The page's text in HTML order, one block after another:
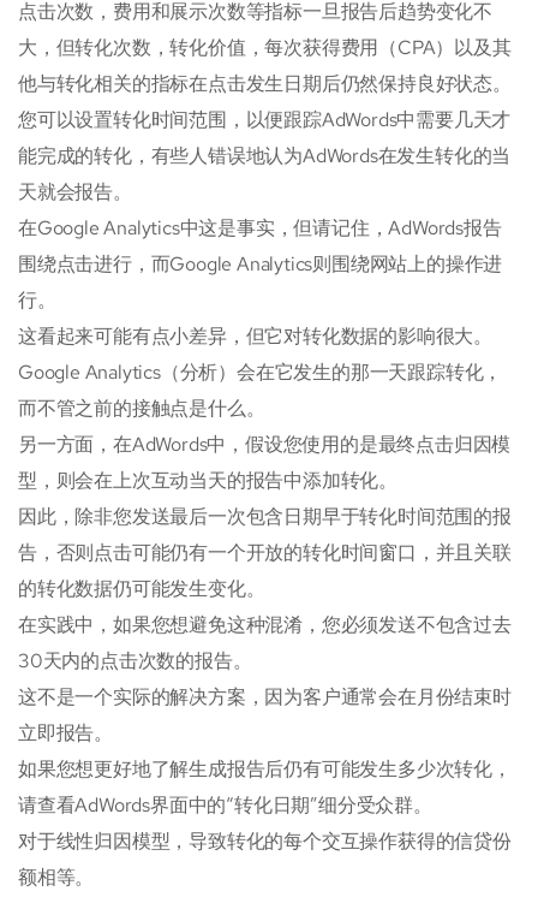
点击次数，费用和展示次数等指标一旦报告后趋势变化不
大，但转化次数，转化价值，每次获得费用（CPA）以及其
他与转化相关的指标在点击发生日期后仍然保持良好状态。
您可以设置转化时间范围，以便跟踪AdWords中需要几天才
能完成的转化，有些人错误地认为AdWords在发生转化的当
天就会报告。
在Google Analytics中这是事实，但请记住，AdWords报告
围绕点击进行，而Google Analytics则围绕网站上的操作进
行。
这看起来可能有点小差异，但它对转化数据的影响很大。
Google Analytics（分析）会在它发生的那一天跟踪转化，
而不管之前的接触点是什么。
另一方面，在AdWords中，假设您使用的是最终点击归因模
型，则会在上次互动当天的报告中添加转化。
因此，除非您发送最后一次包含日期早于转化时间范围的报
告，否则点击可能仍有一个开放的转化时间窗口，并且关联
的转化数据仍可能发生变化。
在实践中，如果您想避免这种混淆，您必须发送不包含过去
30天内的点击次数的报告。
这不是一个实际的解决方案，因为客户通常会在月份结束时
立即报告。
如果您想更好地了解生成报告后仍有可能发生多少次转化，
请查看AdWords界面中的“转化日期”细分受众群。
对于线性归因模型，导致转化的每个交互操作获得的信贷份
额相等。